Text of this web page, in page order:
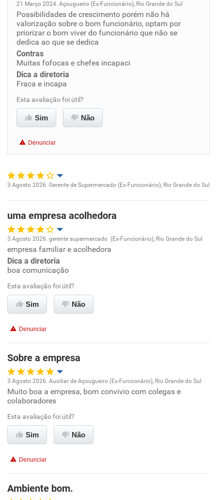
Oportunidade de promoção
Ambiente de trabalho
Conciliação com a vida familiar
Benefícios
Não recomenda a diretoria
21 Março 2024. Açougueiro (Ex-Funcionário), Rio Grande do Sul
Possibilidades de crescimento porém não há
valorização sobre o bom funcionário, optam por
priorizar o bom viver do funcionário que não se
dedica ao que se dedica
Contras
Muitas fofocas e chefes incapaci
Dica a diretoria
Fraca e incapa
Esta avaliação foi útil?
Sim Não
Denunciar
Ambiente de trabalho
Conciliação com a vida familiar
Benefícios
Não recomenda esta empresa
3 Agosto 2026. Gerente de Supermercado (Ex-Funcionário), Rio Grande do Sul
uma empresa acolhedora
Oportunidade de promoção
Ambiente de trabalho
Conciliação com a vida familiar
3 Agosto 2026. gerente supermercado (Ex-Funcionário), Rio Grande do Sul
empresa familiar e acolhedora
Dica a diretoria
boa comunicação
Esta avaliação foi útil?
Sim Não
Denunciar
Sobre a empresa
Oportunidade de promoção
Ambiente de trabalho
Conciliação com a vida familiar
Recomenda esta empresa
3 Agosto 2026. Auxiliar de Açougueiro (Ex-Funcionário), Rio Grande do Sul
Muito boa a empresa, bom convivio com colegas e
colaboradores
Esta avaliação foi útil?
Sim Não
Denunciar
Ambiente bom.